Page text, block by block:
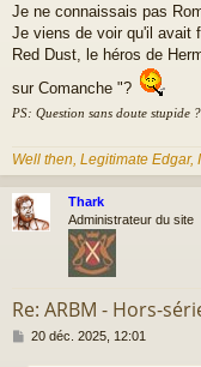
Je ne connaissais pas
Je viens de voir qu'il avait
Red Dust, le héros de
sur Comanche "?
PS: Question sans doute stupide ?
Well then, Legitimate Edgar,
Thark
Administrateur du site
Re: ARBM - Hors-
M
20 déc. 2025, 12:01